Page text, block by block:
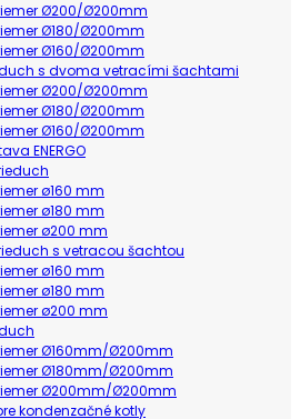
Ø200/Ø200mm
Ø180/Ø200mm
Ø160/Ø200mm
s dvoma vetracími šachtami
Ø200/Ø200mm
Ø180/Ø200mm
Ø160/Ø200mm
ENERGO
ø160 mm
ø180 mm
ø200 mm
s vetracou šachtou
ø160 mm
ø180 mm
ø200 mm
Ø160mm/Ø200mm
Ø180mm/Ø200mm
Ø200mm/Ø200mm
kondenzačné kotly